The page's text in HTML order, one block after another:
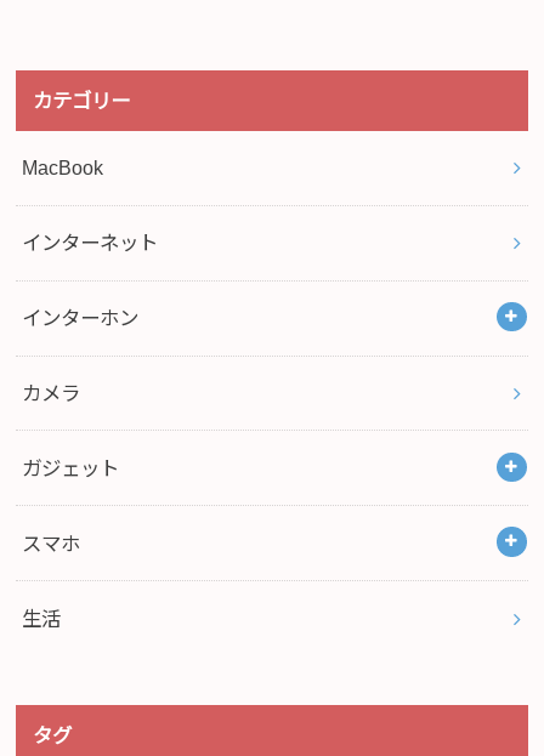
カテゴリー
MacBook
インターネット
インターホン
カメラ
ガジェット
スマホ
生活
タグ